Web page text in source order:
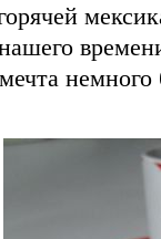
мечта немного